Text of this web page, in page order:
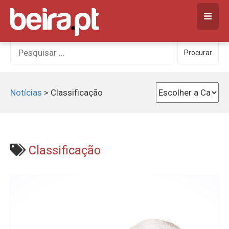
Skip
content
Procurar
por:
Procurar
Notícias > Classificação
Classificação